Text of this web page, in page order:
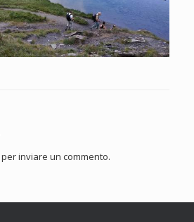
per inviare un commento.